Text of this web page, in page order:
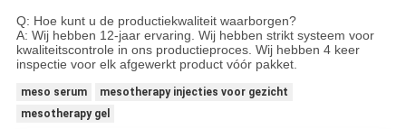
Q: Hoe kunt u de productiekwaliteit waarborgen?
A: Wij hebben 12-jaar ervaring. Wij hebben strikt systeem voor
kwaliteitscontrole in ons productieproces. Wij hebben 4 keer
inspectie voor elk afgewerkt product vóór pakket.
meso serum
mesotherapy injecties voor gezicht
mesotherapy gel